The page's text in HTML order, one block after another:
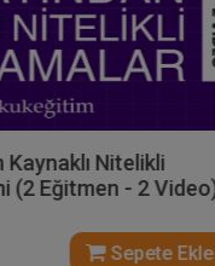
Nitelikli
(2 Eğitmen - 2
Sepete Ekle